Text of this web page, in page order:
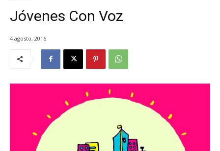
Jóvenes Con Voz
4 agosto, 2016